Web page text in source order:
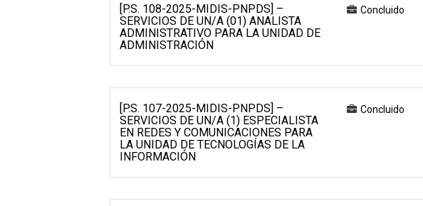
[P.S. 108-2025-MIDIS-PNPDS] –
SERVICIOS DE UN/A (01) ANALISTA
ADMINISTRATIVO PARA LA UNIDAD DE
ADMINISTRACIÓN
Concluido
[P.S. 107-2025-MIDIS-PNPDS] –
SERVICIOS DE UN/A (1) ESPECIALISTA
EN REDES Y COMUNICACIONES PARA
LA UNIDAD DE TECNOLOGÍAS DE LA
INFORMACIÓN
Concluido